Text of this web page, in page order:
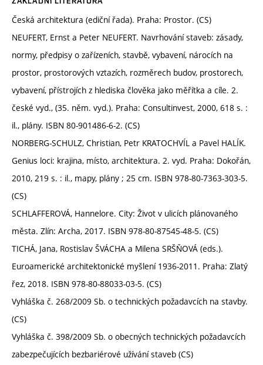
Česká architektura (ediční řada). Praha: Prostor. (CS)
NEUFERT, Ernst a Peter NEUFERT. Navrhování staveb: zásady,
normy, předpisy o zařízeních, stavbě, vybavení, nárocích na
prostor, prostorových vztazích, rozměrech budov, prostorech,
vybavení, přístrojích z hlediska člověka jako měřítka a cíle. 2.
české vyd., (35. něm. vyd.). Praha: Consultinvest, 2000, 618 s. :
il., plány. ISBN 80-901486-6-2. (CS)
NORBERG-SCHULZ, Christian, Petr KRATOCHVÍL a Pavel HALÍK.
Genius loci: krajina, místo, architektura. 2. vyd. Praha: Dokořán,
2010, 219 s. : il., mapy, plány ; 25 cm. ISBN 978-80-7363-303-5.
(CS)
SCHLAFFEROVÁ, Hannelore. City: Život v ulicích plánovaného
města. Zlín: Archa, 2017. ISBN 978-80-87545-48-5. (CS)
TICHÁ, Jana, Rostislav ŠVÁCHA a Milena SRŠŇOVÁ (eds.).
Euroamerické architektonické myšlení 1936-2011. Praha: Zlatý
řez, 2018. ISBN 978-80-88033-03-5. (CS)
Vyhláška č. 268/2009 Sb. o technických požadavcích na stavby.
(CS)
Vyhláška č. 398/2009 Sb. o obecných technických požadavcích
zabezpečujících bezbariérové užívání staveb (CS)